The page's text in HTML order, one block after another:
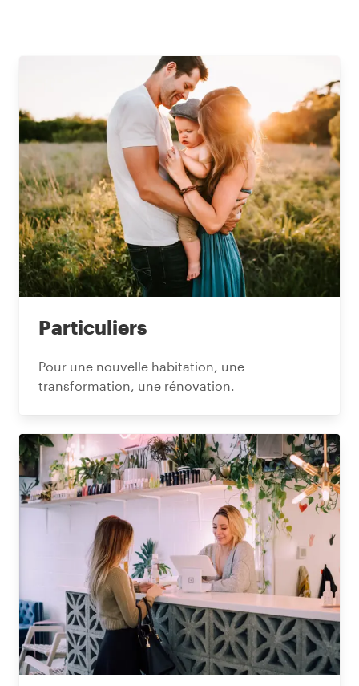
Particuliers
Pour une nouvelle habitation, une
transformation, une rénovation.